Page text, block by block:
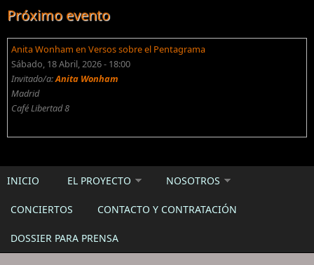
Próximo evento
Anita Wonham en Versos sobre el Pentagrama
Sábado, 18 Abril, 2026 - 18:00
Invitado/a:Anita Wonham
Madrid
Café Libertad 8
INICIO EL PROYECTO NOSOTROS
CONCIERTOS CONTACTO Y CONTRATACIÓN
DOSSIER PARA PRENSA